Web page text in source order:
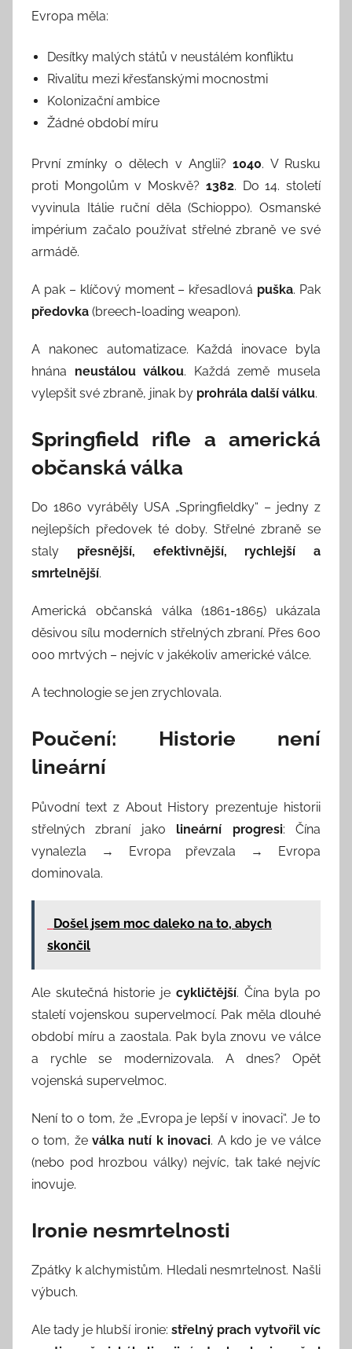
Evropa měla:
Desítky malých států v neustálém konfliktu
Rivalitu mezi křesťanskými mocnostmi
Kolonizační ambice
Žádné období míru
První zmínky o dělech v Anglii?1040. V Rusku
proti Mongolům v Moskvě? 1382. Do 14. století
vyvinula Itálie ruční děla (Schioppo). Osmanské
impérium začalo používat střelné zbraně ve své
armádě.
A pak – klíčový moment – křesadlová puška. Pak
předovka (breech-loading weapon).
A nakonec automatizace. Každá inovace byla
hnána neustálou válkou. Každá země musela
vylepšit své zbraně, jinak by prohrála další válku.
Springfield rifle a americká
občanská válka
Do 1860 vyráběly USA „Springfieldky“ – jedny z
nejlepších předovek té doby. Střelné zbraně se
staly přesnější, efektivnější, rychlejší a
smrtelnější.
Americká občanská válka (1861-1865) ukázala
děsivou sílu moderních střelných zbraní. Přes 600
000 mrtvých – nejvíc v jakékoliv americké válce.
A technologie se jen zrychlovala.
Poučení: Historie není
lineární
Původní text z About History prezentuje historii
střelných zbraní jako lineární progresi: Čína
vynalezla → Evropa převzala → Evropa
dominovala.
Došel jsem moc daleko na to, abych
skončil
Ale skutečná historie je cykličtější. Čína byla po
staletí vojenskou supervelmocí. Pak měla dlouhé
období míru a zaostala. Pak byla znovu ve válce
a rychle se modernizovala. A dnes? Opět
vojenská supervelmoc.
Není to o tom, že „Evropa je lepší v inovaci“. Je to
o tom, ževálka nutí k inovaci. A kdo je ve válce
(nebo pod hrozbou války) nejvíc, tak také nejvíc
inovuje.
Ironie nesmrtelnosti
Zpátky k alchymistům. Hledali nesmrtelnost. Našli
výbuch.
Ale tady je hlubší ironie: střelný prach vytvořil víc